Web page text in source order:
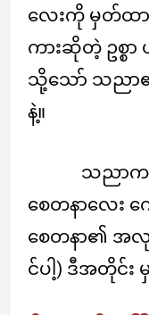
လေးကို မှတ်ထား
ကားဆိုတဲ့ ဥစ္စ
သို့သော် သညာ
နဲ့။
သညာက
စေတနာလေ
စေတနာ၏ အလု
င်ပါ့) ဒီအတိုင်း